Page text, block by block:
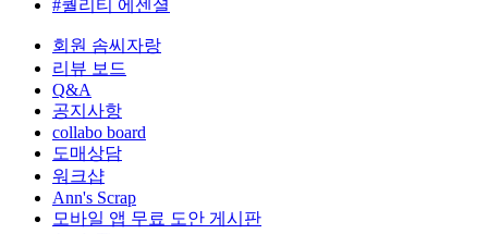
#퀄리티 에센셜
회원 솜씨자랑
리뷰 보드
Q&A
공지사항
collabo board
도매상담
워크샵
Ann's Scrap
모바일 앱 무료 도안 게시판